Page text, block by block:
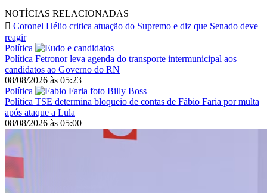
NOTÍCIAS RELACIONADAS
Coronel Hélio critica atuação do Supremo e diz que Senado deve
reagir
Política
Política Fetronor leva agenda do transporte intermunicipal aos
candidatos ao Governo do RN
08/08/2026 às 05:23
Política
Política TSE determina bloqueio de contas de Fábio Faria por multa
após ataque a Lula
08/08/2026 às 05:00